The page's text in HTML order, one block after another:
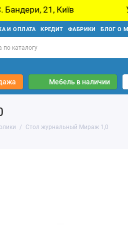
У звʼязку з
И ОПЛАТА КРЕДИТ ФАБРИКИ БЛОГ О
Мебель в наличии
Стол журнальный Мираж 1,0